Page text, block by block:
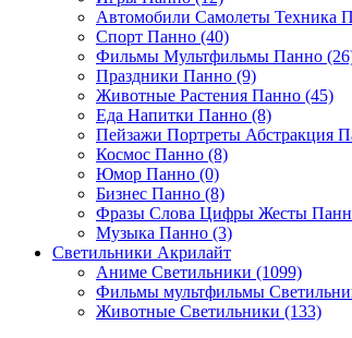
Автомобили Самолеты Техника
Спорт Панно (40)
Фильмы Мультфильмы Панно
Праздники Панно (9)
Животные Растения Панно (45)
Еда Напитки Панно (8)
Пейзажи Портреты Абстракция
Космос Панно (8)
Юмор Панно (0)
Бизнес Панно (8)
Фразы Слова Цифры Жесты
Музыка Панно (3)
Светильники Акрилайт
Аниме Светильники (1099)
Фильмы мультфильмы
Животные Светильники (133)